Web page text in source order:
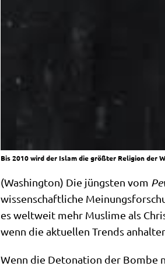
Bis 2010 wird der Islam die größter Religion der
(Washing­ton) Die jüng­sten vom
wis­sen­schaft­li­che
es welt­weit mehr Mus­li­me als
wenn die aktu­el­len Trends
Wenn die Deto­na­ti­on der Bom­be